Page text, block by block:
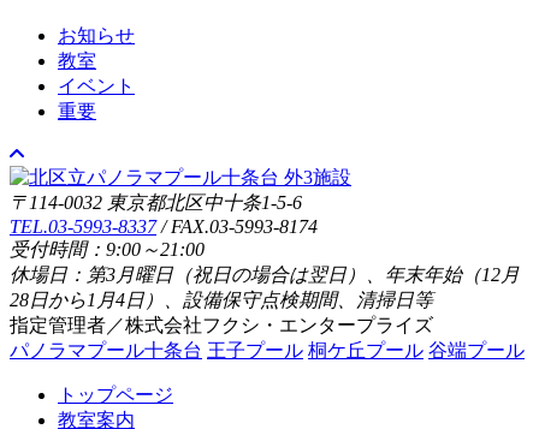
お知らせ
教室
イベント
重要
〒114-0032 東京都北区中十条1-5-6
TEL.03-5993-8337/ FAX.03-5993-8174
受付時間：9:00～21:00
休場日：第3月曜日（祝日の場合は翌日）、年末年始（12月
28日から1月4日）、設備保守点検期間、清掃日等
指定管理者／株式会社フクシ・エンタープライズ
パノラマプール十条台 王子プール 桐ケ丘プール 谷端プール
トップページ
教室案内